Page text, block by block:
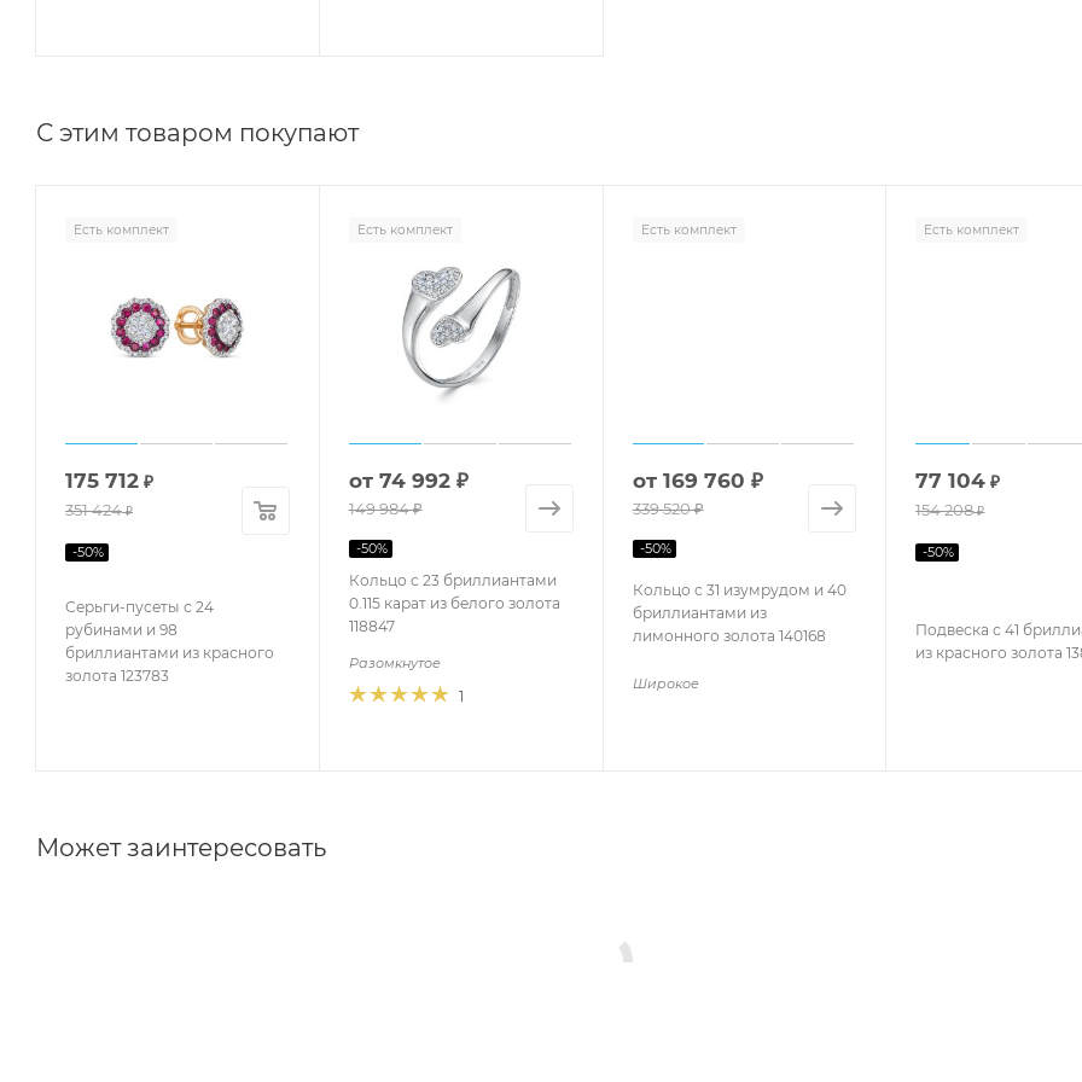
С этим товаром покупают
Есть комплект
Серьги-пусеты с 24
рубинами и 98
бриллиантами из красного
золота 123783
175 712 ₽
351 424₽
-50%
Есть комплект
1
Кольцо с 23 бриллиантами
0.115 карат из белого золота
118847
Разомкнутое
от 74 992 ₽
149 984 ₽
-50%
Есть комплект
Кольцо с 31 изумрудом и 40
бриллиантами из
лимонного золота 140168
Широкое
от 169 760 ₽
339 520 ₽
-50%
Есть комплект
Подвеска с 41
из красного золота
77 104 ₽
154 208₽
-50%
Может заинтересовать
Серьги с чёрными бриллиантами